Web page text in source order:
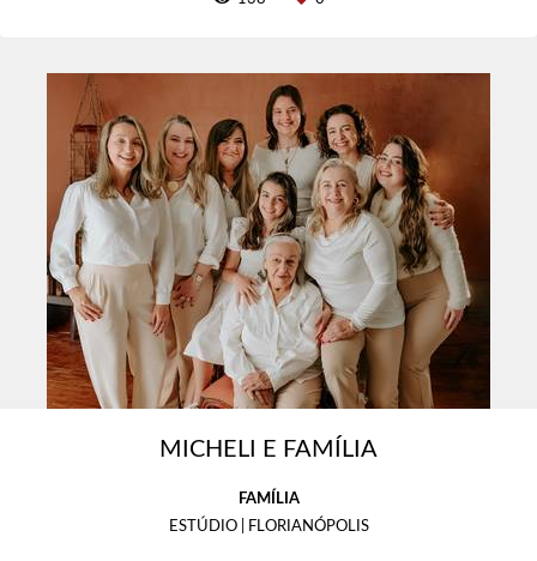
MICHELI E FAMÍLIA
FAMÍLIA
ESTÚDIO | FLORIANÓPOLIS